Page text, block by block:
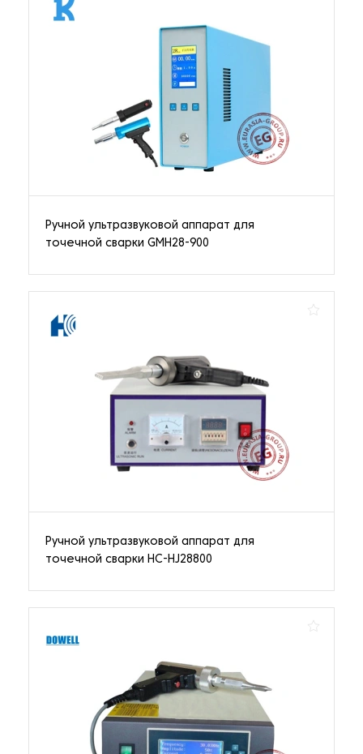
Ручной ультразвуковой аппарат для
точечной сварки GMH28-900
Ручной ультразвуковой аппарат для
точечной сварки HC-HJ28800